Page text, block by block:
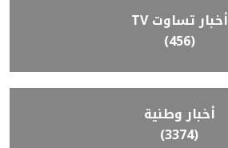
أخبار تساوت TV
(456)
أخبار وطنية
(3374)